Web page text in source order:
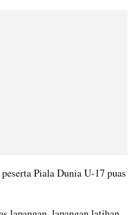
Piala Dunia U-17 puas